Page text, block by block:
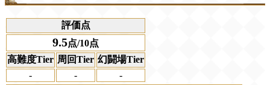
評価点
9.5点/10点
高難度Tier 周回Tier 幻闘場Tier
-
- -